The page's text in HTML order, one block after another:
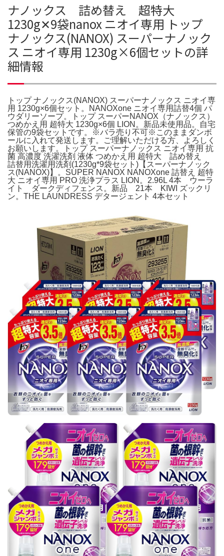
ナノックス 詰め替え 超特大
1230g✕9袋nanox ニオイ専用 トップ
ナノックス(NANOX) スーパーナノック
ス ニオイ専用 1230g×6個セットの詳
細情報
トップ ナノックス(NANOX) スーパーナノックス ニオイ専
用 1230g×6個セット。NANOXone ニオイ専用詰替4個 パ
ウダリーソープ。トップ スーパーNANOX（ナノックス）
つめかえ用 超特大 1230g×6個 LION。新品未使用品。自宅
保管の9袋セットです。※バラ売り不可※このままダンボ
ールに入れて発送します。ご理解いただける方、よろしく
お願いします。トップ スーパーナノックス ニオイ専用 抗
菌 高濃度 洗濯洗剤 液体 つめかえ用 超特大 詰め替え
詰替用洗濯用洗剤(1230g*9袋セット)【スーパーナノック
ス(NANOX)】。SUPER NANOX NANOXone 詰替え 超特
大 ニオイ専用 PRO 洗浄プラス LION。2.96L 4本 ウーラ
イト ダークディフェンス。新品 21本 KIWI ズックリ
ン。THE LAUNDRESS デタージェント 4本セット